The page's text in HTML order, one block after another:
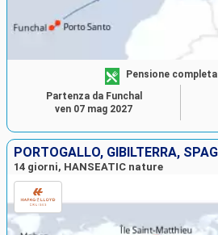
Pensione completa
Partenza da Funchal
ven 07 mag 2027
14 giorni, HANSEATIC nature